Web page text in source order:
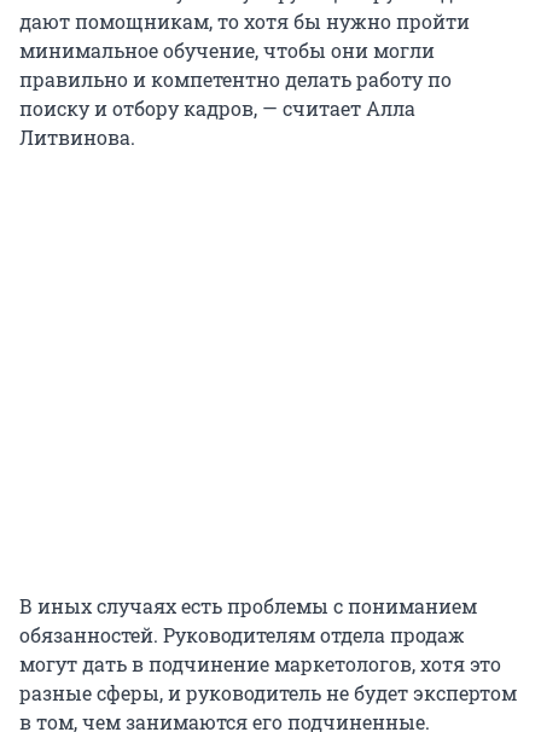
дают помощникам, то хотя бы нужно пройти
минимальное обучение, чтобы они могли
правильно и компетентно делать работу по
поиску и отбору кадров, — считает Алла
Литвинова.
В иных случаях есть проблемы с пониманием
обязанностей. Руководителям отдела продаж
могут дать в подчинение маркетологов, хотя это
разные сферы, и руководитель не будет экспертом
в том, чем занимаются его подчиненные.